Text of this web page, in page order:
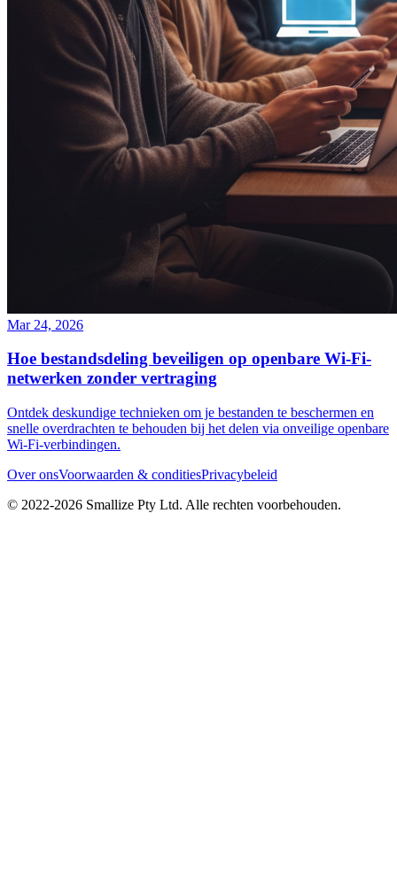
Mar 24, 2026
Hoe bestandsdeling beveiligen op openbare Wi-Fi-
netwerken zonder vertraging
Ontdek deskundige technieken om je bestanden te beschermen en
snelle overdrachten te behouden bij het delen via onveilige openbare
Wi-Fi-verbindingen.
Over onsVoorwaarden & conditiesPrivacybeleid
© 2022-2026 Smallize Pty Ltd. Alle rechten voorbehouden.